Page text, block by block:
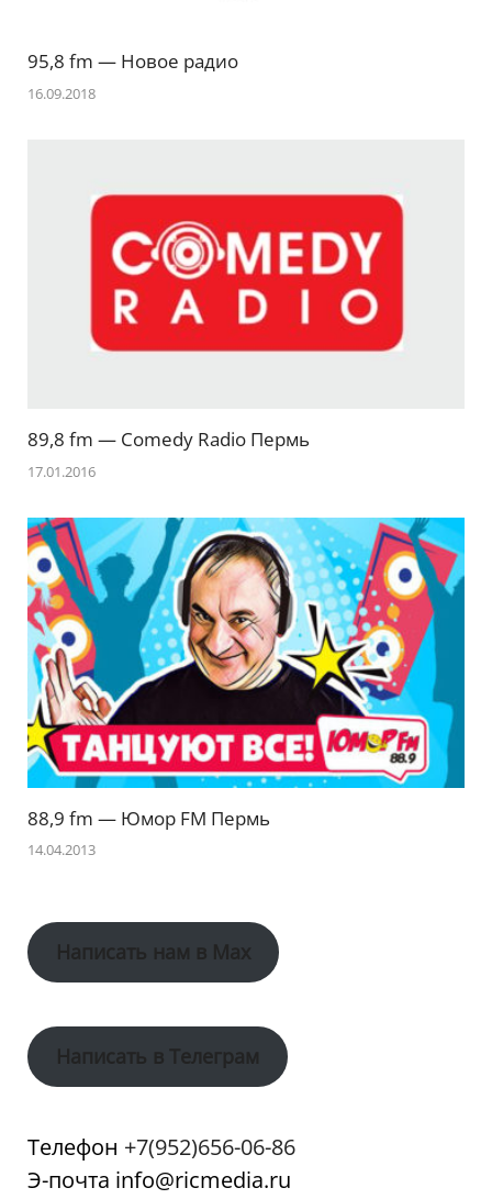
95,8 fm — Новое радио
16.09.2018
89,8 fm — Comedy Radio Пермь
17.01.2016
88,9 fm — Юмор FM Пермь
14.04.2013
Написать нам в Max
Написать в Телеграм
Телефон +7(952)656-06-86
Э-почта info@ricmedia.ru